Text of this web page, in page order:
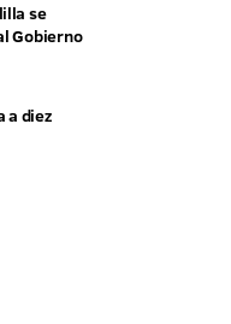
se
Gobierno
a diez